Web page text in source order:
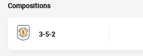
Compositions
3-5-2